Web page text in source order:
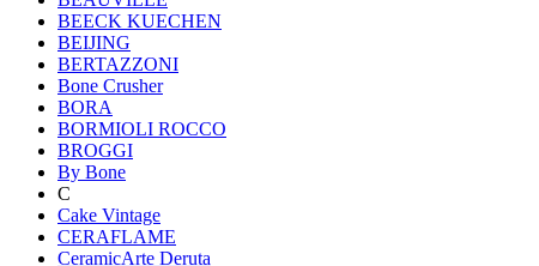
BEECK KUECHEN
BEIJING
BERTAZZONI
Bone Crusher
BORA
BORMIOLI ROCCO
BROGGI
By Bone
C
Cake Vintage
CERAFLAME
CeramicArte Deruta